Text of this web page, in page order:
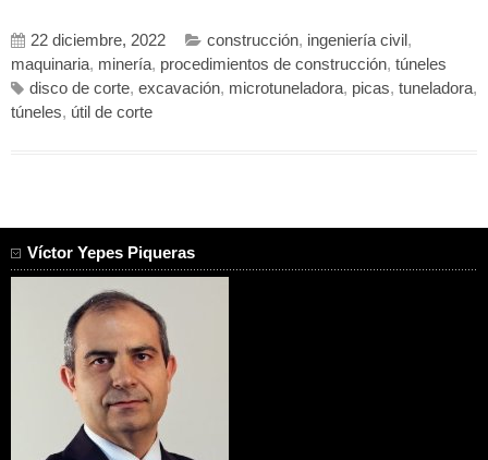
22 diciembre, 2022 construcción, ingeniería civil ,
maquinaria, minería, procedimientos de construcción, túneles
disco de corte, excavación, microtuneladora, picas, tuneladora,
túneles, útil de corte
Víctor Yepes Piqueras